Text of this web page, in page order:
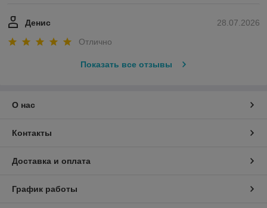
28.07.2026
Денис
Отлично
Показать все отзывы
О нас
Контакты
Доставка и оплата
График работы